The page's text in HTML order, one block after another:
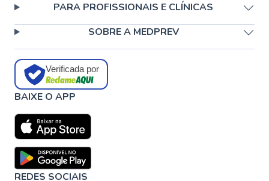
PARA PROFISSIONAIS E CLÍNICAS
SOBRE A MEDPREV
Verificada por
BAIXE O APP
REDES SOCIAIS